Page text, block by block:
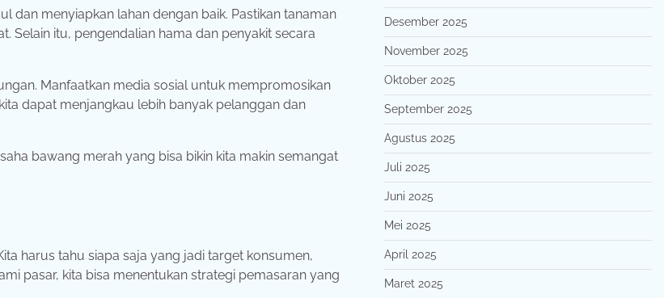
dan menyiapkan lahan dengan baik. Pastikan tanaman
Selain itu, pengendalian hama dan penyakit secara
Manfaatkan media sosial untuk mempromosikan
dapat menjangkau lebih banyak pelanggan dan
bawang merah yang bisa bikin kita makin semangat
harus tahu siapa saja yang jadi target konsumen,
pasar, kita bisa menentukan strategi pemasaran yang
Desember 2025
November 2025
Oktober 2025
September 2025
Agustus 2025
Juli 2025
Juni 2025
Mei 2025
April 2025
Maret 2025